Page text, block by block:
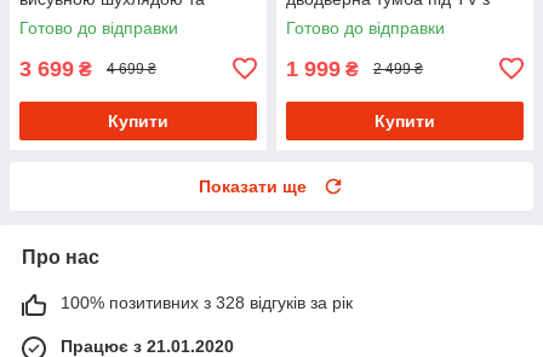
поличкою
Готово до відправки
3 699 ₴ 4 699 ₴
Купити
Ламінованого ДСП
Готово до відправки
1 999 ₴ 2 499 ₴
Купити
Показати ще
Про нас
100% позитивних з 328 відгуків за рік
Працює з 21.01.2020